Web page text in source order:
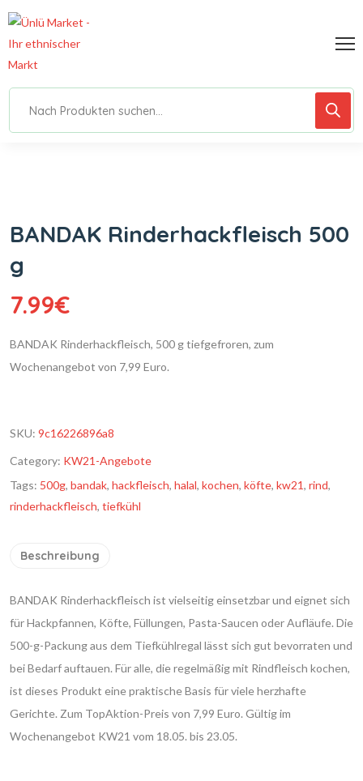
BANDAK Rinderhackfleisch 500
g
7.99€
BANDAK Rinderhackfleisch, 500 g tiefgefroren, zum
Wochenangebot von 7,99 Euro.
SKU: 9c16226896a8
Category: KW21-Angebote
Tags: 500g, bandak, hackfleisch, halal, kochen, köfte, kw21, rind,
rinderhackfleisch, tiefkühl
Beschreibung
BANDAK Rinderhackfleisch ist vielseitig einsetzbar und eignet sich
für Hackpfannen, Köfte, Füllungen, Pasta-Saucen oder Aufläufe. Die
500-g-Packung aus dem Tiefkühlregal lässt sich gut bevorraten und
bei Bedarf auftauen. Für alle, die regelmäßig mit Rindfleisch kochen,
ist dieses Produkt eine praktische Basis für viele herzhafte
Gerichte. Zum TopAktion-Preis von 7,99 Euro. Gültig im
Wochenangebot KW21 vom 18.05. bis 23.05.